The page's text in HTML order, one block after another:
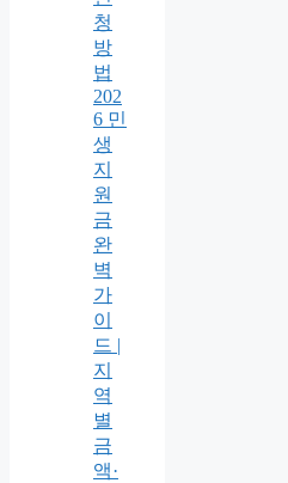
청
방
법
202
6 민
생
지
원
금
완
벽
가
이
드 |
지
역
별
금
액·